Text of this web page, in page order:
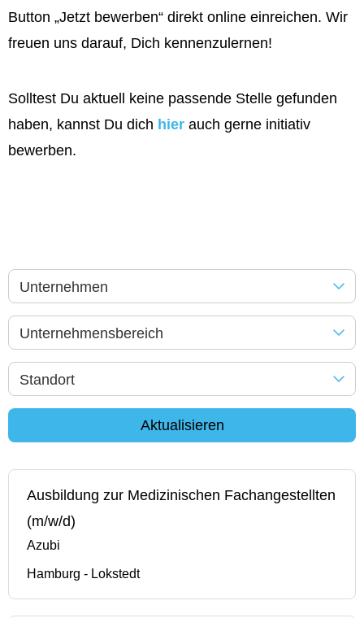
Button „Jetzt bewerben“ direkt online einreichen. Wir
freuen uns darauf, Dich kennenzulernen!
Solltest Du aktuell keine passende Stelle gefunden
haben, kannst Du dich hier auch gerne initiativ
bewerben.
Unternehmen
Unternehmensbereich
Standort
Aktualisieren
Ausbildung zur Medizinischen Fachangestellten
(m/w/d)
Azubi
Hamburg - Lokstedt